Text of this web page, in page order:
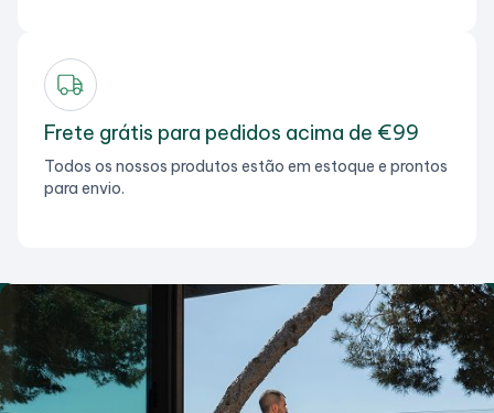
Frete grátis para pedidos acima de €99
Todos os nossos produtos estão em estoque e prontos
para envio.